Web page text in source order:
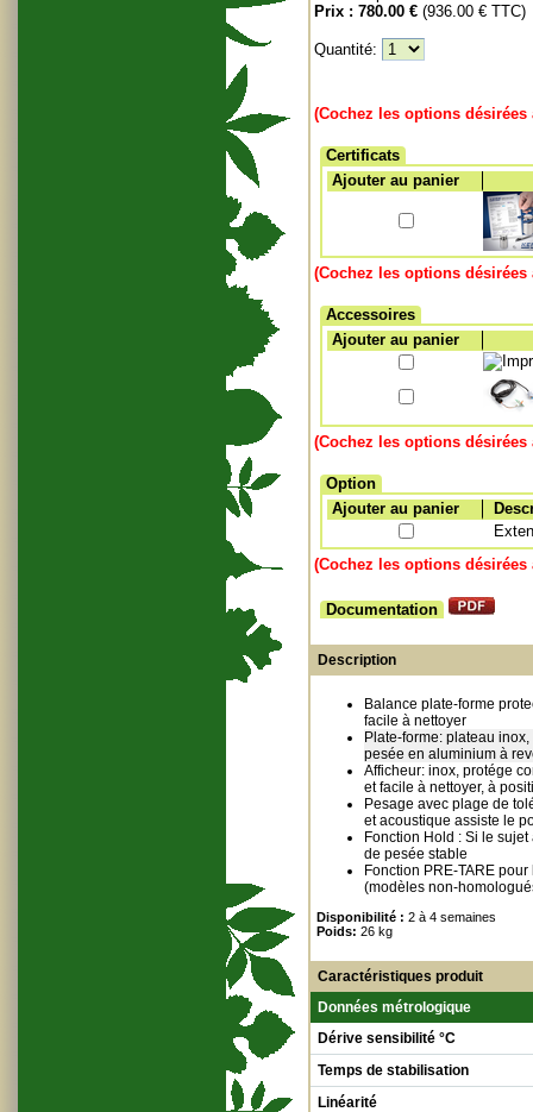
Prix : 780.00 € (936.00 € TTC)
Quantité:
(Cochez les options
Certificats
Ajouter au panier
(Cochez les options
Accessoires
Ajouter au panier
(Cochez les options
Option
Ajouter au panier
(Cochez les options
Documentation
Description
Balance plate-forme
facile à nettoyer
Plate-forme: plateau
pesée en aluminium à
Afficheur: inox, protége
et facile à nettoyer, à
Pesage avec plage de
et acoustique assiste le
Fonction Hold : Si le
de pesée stable
Fonction PRE-TARE
(modèles non-
Disponibilité : 2 à 4 semaines
Poids: 26 kg
Caractéristiques produit
Données métrologique
Dérive sensibilité °C
Temps de stabilisation
Linéarité